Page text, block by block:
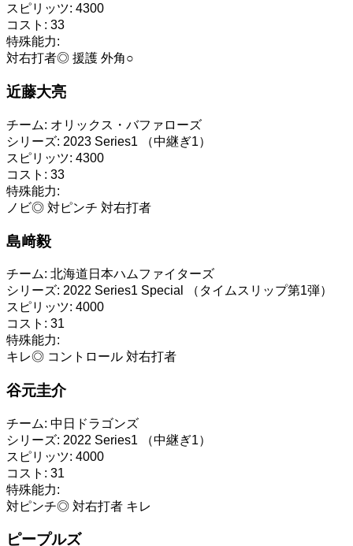
スピリッツ: 4300
コスト: 33
特殊能力:
対右打者◎ 援護 外角○
近藤大亮
チーム: オリックス・バファローズ
シリーズ: 2023 Series1 （中継ぎ1）
スピリッツ: 4300
コスト: 33
特殊能力:
ノビ◎ 対ピンチ 対右打者
島﨑毅
チーム: 北海道日本ハムファイターズ
シリーズ: 2022 Series1 Special （タイムスリップ第1弾）
スピリッツ: 4000
コスト: 31
特殊能力:
キレ◎ コントロール 対右打者
谷元圭介
チーム: 中日ドラゴンズ
シリーズ: 2022 Series1 （中継ぎ1）
スピリッツ: 4000
コスト: 31
特殊能力:
対ピンチ◎ 対右打者 キレ
ピープルズ